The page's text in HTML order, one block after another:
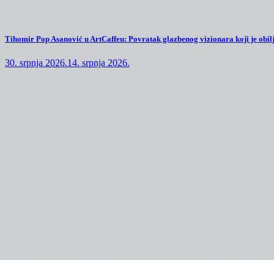
Tihomir Pop Asanović u ArtCaffeu: Povratak glazbenog vizionara koji je
30. srpnja 2026.14. srpnja 2026.